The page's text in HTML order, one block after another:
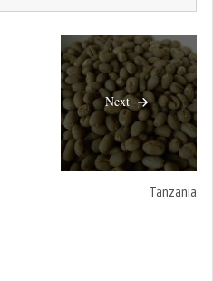
Next
Tanzania